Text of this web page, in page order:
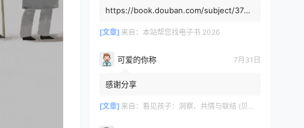
https://book.douban.com/subject/3725
[文章] 来自： 本站帮您找电子书 2026
可爱的你称 7月31日
感谢分享
[文章] 来自： 看见孩子：洞察、共情与联结 (贝姬·肯尼迪) (mobi,azw3,epub)